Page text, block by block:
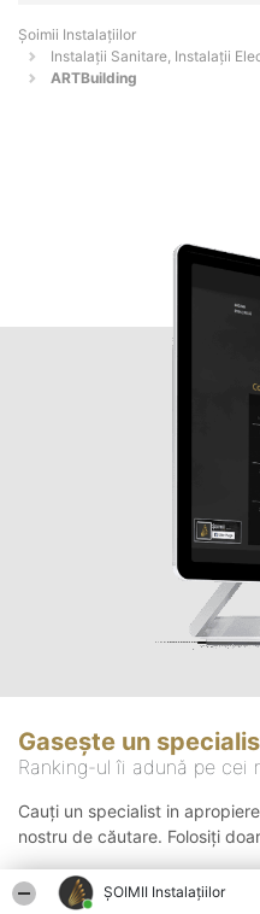
ŞOIMII Instalaţiilor
Şoimii Instalaţiilor
Instalații Sanitare, Instalații
ARTBuilding
Gasește un
Ranking-ul îi adună pe cei
Cauți un specialist in
nostru de căutare. Folosiți